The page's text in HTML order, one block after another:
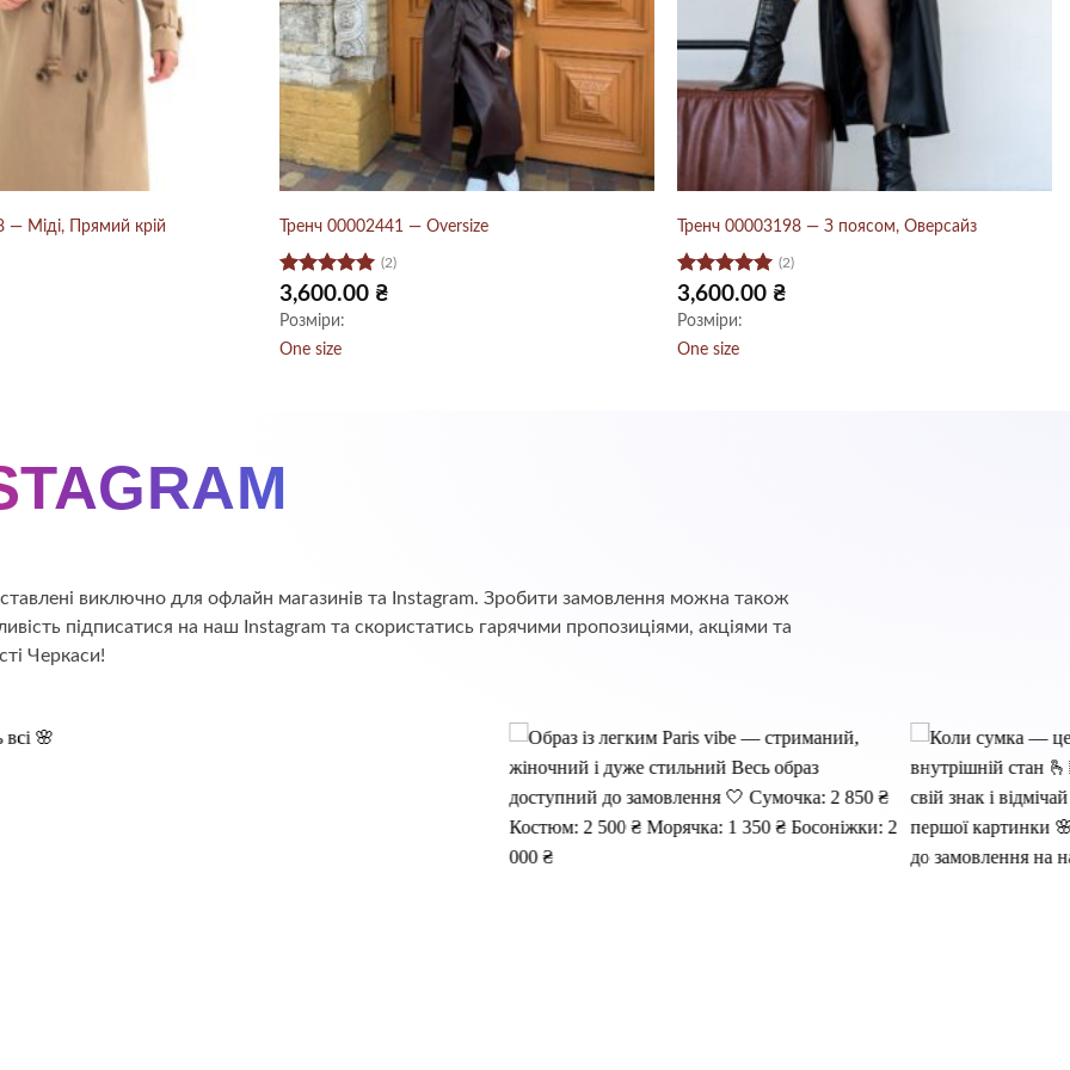
— Міді, Прямий крій Тренч 00002441 — Oversize
Оцінено в
5 з 5
(2)
3,600.00 ₴
Розміри:
One size
Тренч 00003198 — З поясом, Оверсайз
Оцінено в
5 з 5
(2)
3,600.00 ₴
Розміри:
One size
виключно для офлайн магазинів та Instagram. Зробити замовлення можна також
підписатися на наш Instagram та скористатись гарячими пропозиціями, акціями та
Черкаси!